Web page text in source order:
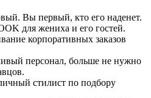
Вы первый, кто его наденет.
для жениха и его гостей.
корпоративных заказов
персонал, больше не нужно
стилист по подбору